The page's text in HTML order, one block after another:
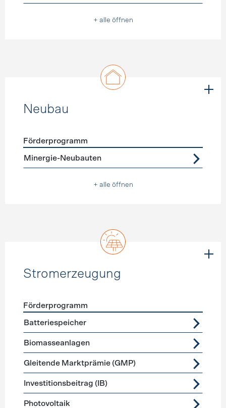
+ alle öffnen
Neubau
Förderprogramme
Förderprogramm
Minergie-Neubauten
+ alle öffnen
Stromerzeugung
Förderprogramme
Förderprogramm
Batteriespeicher
Biomasseanlagen
Gleitende Marktprämie (GMP)
Investitionsbeitrag (IB)
Photovoltaik